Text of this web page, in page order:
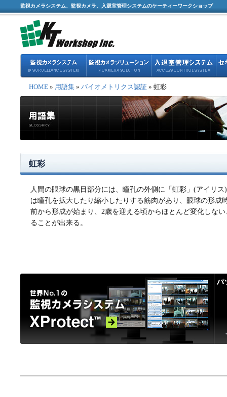
監視カメラシステム、監視カメラ、入退室管理システムのケーティーワークショップ
HOME » 用語集 » バイオメトリクス認証 » 虹彩
虹彩
人間の眼球の黒目部分には、瞳孔の外側に「虹彩」(アイリ
は瞳孔を拡大したり縮小したりする筋肉があり、眼球の形成
前から形成が始まり、2歳を迎える頃からほとんど変化しな
ることが出来る。